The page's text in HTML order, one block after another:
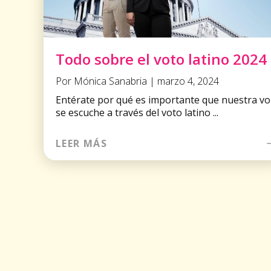
Todo sobre el voto latino 2024
Por Mónica Sanabria | marzo 4, 2024
Entérate por qué es importante que nuestra
se escuche a través del voto latino ...
LEER MÁS